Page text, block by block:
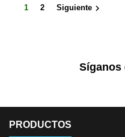
1 2 Siguiente 
Síganos
PRODUCTOS